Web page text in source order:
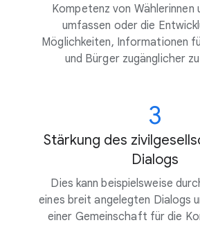
Kompetenz von Wählerinnen
umfassen oder die
Möglichkeiten, Informationen
und Bürger zugänglicher
3
Stärkung des
Dialogs
Dies kann beispielsweise
eines breit angelegten Dialogs
einer Gemeinschaft für die